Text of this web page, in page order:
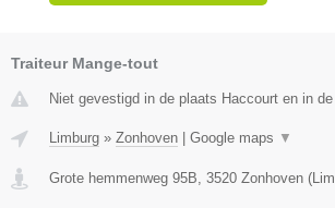
Traiteur Mange-tout
Niet gevestigd in de plaats Haccourt en in de
Limburg » Zonhoven Google maps ▼
Grote hemmenweg 95B 3520 Zonhoven (